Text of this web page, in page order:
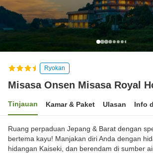
Ryokan
Misasa Onsen Misasa Royal
Tinjauan Kamar & Paket Ulasan Info
Ruang perpaduan Jepang & Barat dengan
bertema kayu! Manjakan diri Anda dengan
hidangan Kaiseki, dan berendam di sumber